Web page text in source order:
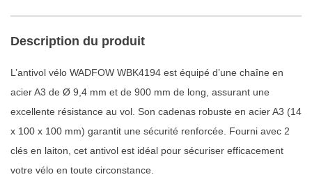
Description du produit
L’antivol vélo WADFOW WBK4194 est équipé d’une chaîne en
acier A3 de Ø 9,4 mm et de 900 mm de long, assurant une
excellente résistance au vol. Son cadenas robuste en acier A3 (14
x 100 x 100 mm) garantit une sécurité renforcée. Fourni avec 2
clés en laiton, cet antivol est idéal pour sécuriser efficacement
votre vélo en toute circonstance.